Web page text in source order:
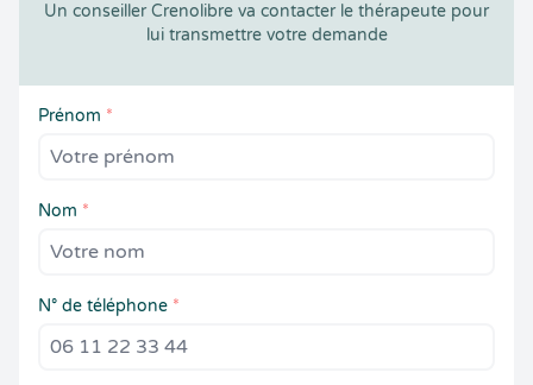
Un conseiller Crenolibre va contacter le thérapeute pour
lui transmettre votre demande
Prénom *
Nom *
N° de téléphone *